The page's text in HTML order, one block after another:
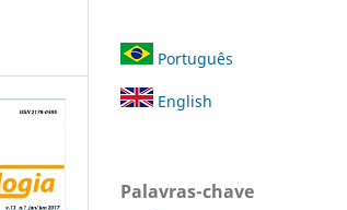
Português
English
Palavras-chave